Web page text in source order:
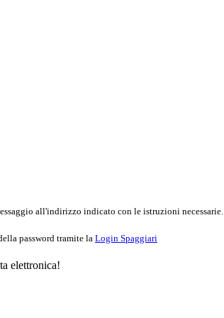
all'indirizzo indicato con le istruzioni necessarie.
password tramite la Login Spaggiari
elettronica!